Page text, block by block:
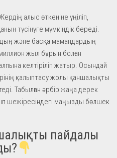
алыс өткеніне үңіліп,
түсінуге мүмкіндік береді.
және басқа мамандардың
жыл бұрын болған
келтіріліп жатыр. Осындай
қалыптасу жолы қаншалықты
Табылған әрбір жаңа дерек
шежіресіндегі маңызды бөлшек
пайдалы